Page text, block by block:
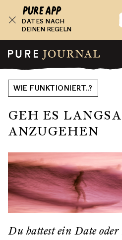
DATES NACH
DEINEN REGELN
WIE FUNKTIONIERT..?
GEH ES
ANZUGEHEN
Du hattest ein Date